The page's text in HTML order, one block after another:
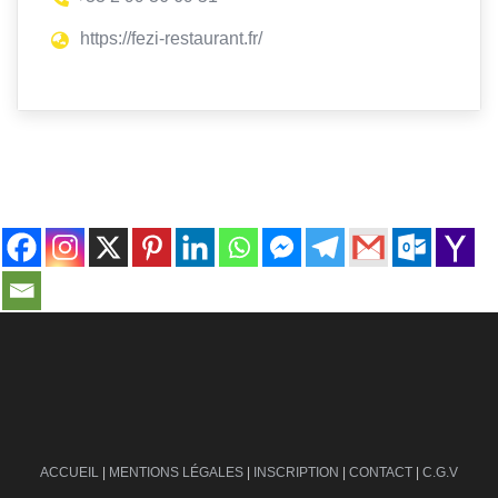
https://fezi-restaurant.fr/
ACCUEIL | MENTIONS LÉGALES | INSCRIPTION | CONTACT | C.G.V